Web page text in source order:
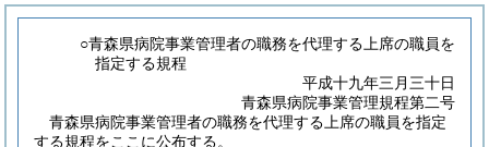
○青森県病院事業管理者の職務を代理する上席の職員を
指定する規程
平成十九年三月三十日
青森県病院事業管理規程第二号
青森県病院事業管理者の職務を代理する上席の職員を指定
する規程をここに公布する。